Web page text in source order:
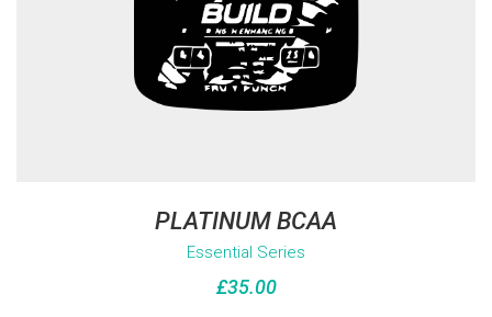
PLATINUM BCAA
Essential Series
£35.00